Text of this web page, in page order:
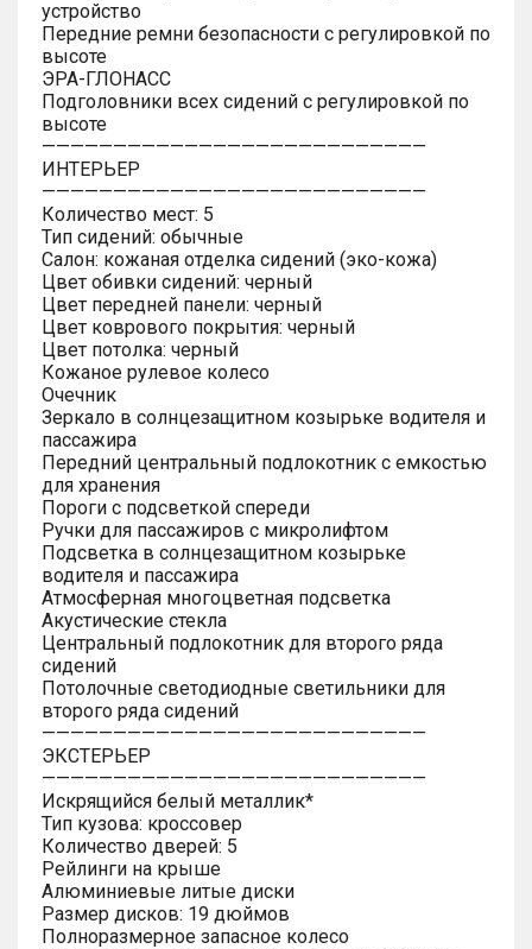
устройство
Передние ремни безопасности с регулировкой по
высоте
ЭРА-ГЛОНАСС
Подголовники всех сидений с регулировкой по
высоте
———————————————————————————
ИНТЕРЬЕР
———————————————————————————
Количество мест: 5
Тип сидений: обычные
Салон: кожаная отделка сидений (эко-кожа)
Цвет обивки сидений: черный
Цвет передней панели: черный
Цвет коврового покрытия: черный
Цвет потолка: черный
Кожаное рулевое колесо
Очечник
Зеркало в солнцезащитном козырьке водителя и
пассажира
Передний центральный подлокотник с емкостью
для хранения
Пороги с подсветкой спереди
Ручки для пассажиров с микролифтом
Подсветка в солнцезащитном козырьке
водителя и пассажира
Атмосферная многоцветная подсветка
Акустические стекла
Центральный подлокотник для второго ряда
сидений
Потолочные светодиодные светильники для
второго ряда сидений
———————————————————————————
ЭКСТЕРЬЕР
———————————————————————————
Искрящийся белый металлик*
Тип кузова: кроссовер
Количество дверей: 5
Рейлинги на крыше
Алюминиевые литые диски
Размер дисков: 19 дюймов
Полноразмерное запасное колесо